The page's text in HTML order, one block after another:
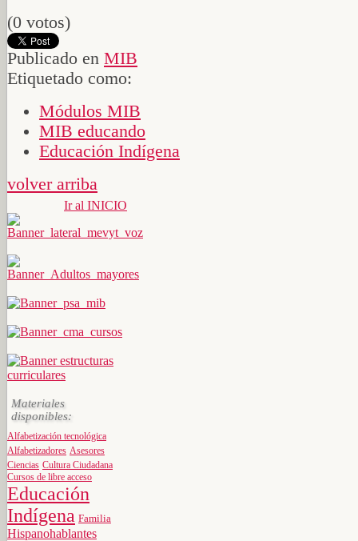
(0 votos)
Publicado en MIB
Etiquetado como:
Módulos MIB
MIB educando
Educación Indígena
volver arriba
Ir al INICIO
Materiales
disponibles:
Alfabetización tecnológica
Alfabetizadores Asesores
Ciencias Cultura Ciudadana
Cursos de libre acceso
Educación
Indígena Familia
Hispanohablantes